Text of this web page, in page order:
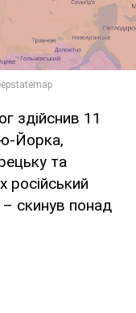
здійснив 11
Йорка,
та
російський
– скинув понад